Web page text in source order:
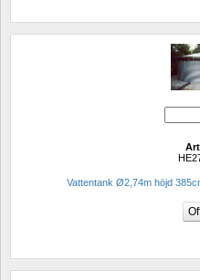
Vattentank Ø2,74m höjd